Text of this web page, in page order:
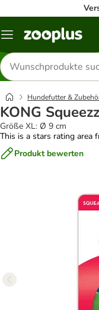
Menü
Produkte
suchen
Hundefutter &
KONG
Größe XL: Ø 9 cm
This is a stars rating area
Produkt bewerten